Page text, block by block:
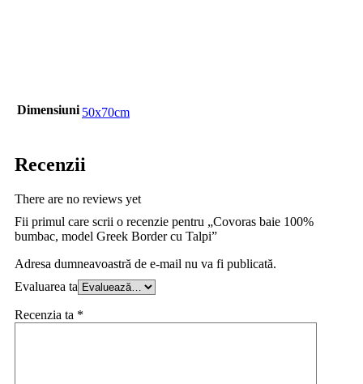
Dimensiuni 50x70cm
Recenzii
There are no reviews yet
Fii primul care scrii o recenzie pentru „Covoras baie 100%
bumbac, model Greek Border cu Talpi”
Adresa dumneavoastră de e-mail nu va fi publicată.
Evaluarea ta
Recenzia ta *